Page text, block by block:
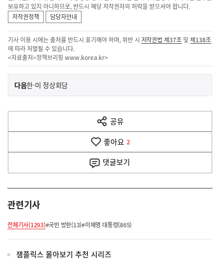
보유하고 있지 아니하므로, 반드시 해당 저작권자의 허락을 받으셔야 합니다.
저작권정책
담당자안내
기사 이용 시에는 출처를 반드시 표기해야 하며, 위반 시 저작권법 제37조 및제138조
에 따라 처벌될 수 있습니다.
<자료출처=정책브리핑 www.korea.kr>
이
전
다
음
다음기
사
한·미 정상회담
공유
열
기
좋아요 2
댓글보기
관련기사
전체기사(1293)#국빈 방한(13)#이재명 대통령(865)
잼플릭스 몰아보기 추천 시리즈